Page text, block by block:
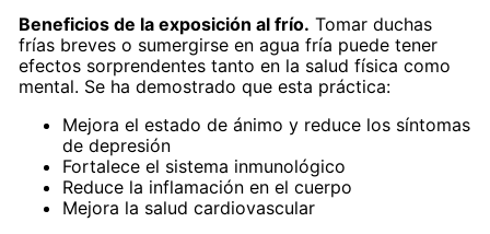
Beneficios de la exposición al frío. Tomar duchas
frías breves o sumergirse en agua fría puede tener
efectos sorprendentes tanto en la salud física como
mental. Se ha demostrado que esta práctica:
Mejora el estado de ánimo y reduce los síntomas
de depresión
Fortalece el sistema inmunológico
Reduce la inflamación en el cuerpo
Mejora la salud cardiovascular